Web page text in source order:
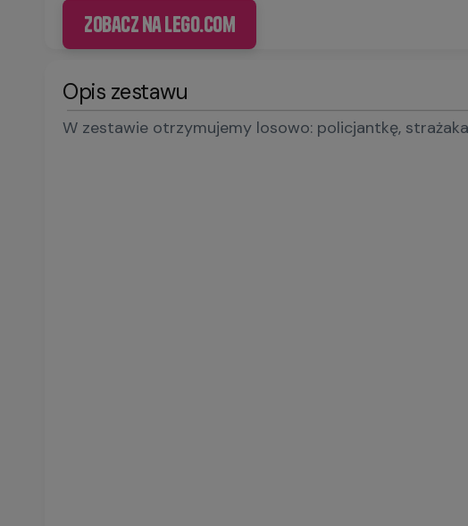
Zobacz na LEGO.com
Opis zestawu
W zestawie otrzymujemy losowo: policjantkę,